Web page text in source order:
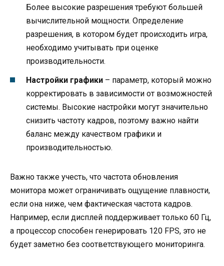
Более высокие разрешения требуют большей
вычислительной мощности. Определение
разрешения, в котором будет происходить игра,
необходимо учитывать при оценке
производительности.
Настройки графики – параметр, который можно
корректировать в зависимости от возможностей
системы. Высокие настройки могут значительно
снизить частоту кадров, поэтому важно найти
баланс между качеством графики и
производительностью.
Важно также учесть, что частота обновления
монитора может ограничивать ощущение плавности,
если она ниже, чем фактическая частота кадров.
Например, если дисплей поддерживает только 60 Гц,
а процессор способен генерировать 120 FPS, это не
будет заметно без соответствующего мониторинга.